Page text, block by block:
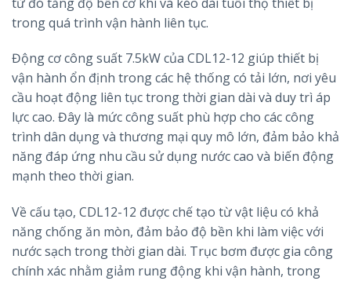
trong quá trình vận hành liên tục.
Động cơ công suất 7.5kW của CDL12-12 giúp thiết bị
vận hành ổn định trong các hệ thống có tải lớn, nơi yêu
cầu hoạt động liên tục trong thời gian dài và duy trì áp
lực cao. Đây là mức công suất phù hợp cho các công
trình dân dụng và thương mại quy mô lớn, đảm bảo khả
năng đáp ứng nhu cầu sử dụng nước cao và biến động
mạnh theo thời gian.
Về cấu tạo, CDL12-12 được chế tạo từ vật liệu có khả
năng chống ăn mòn, đảm bảo độ bền khi làm việc với
nước sạch trong thời gian dài. Trục bơm được gia công
chính xác nhằm giảm rung động khi vận hành, trong